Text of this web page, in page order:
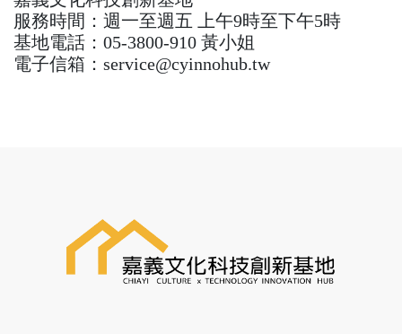
服務時間：週一至週五 上午9時至下午5時
基地電話：05-3800-910 黃小姐
電子信箱：service@cyinnohub.tw